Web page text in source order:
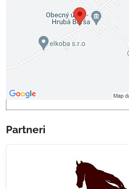
Prajete si načítať externý obsah?
Povoliť tentokrát
Povoliť a zapamätať - súhlas s
Partneri